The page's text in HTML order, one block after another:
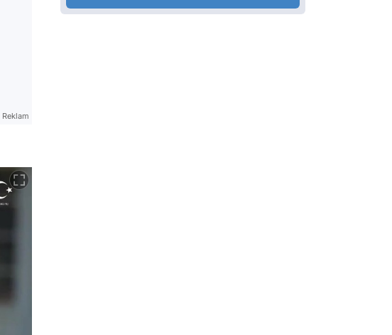
Reklam